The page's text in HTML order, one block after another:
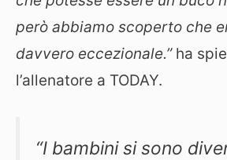
però abbiamo scoperto che
davvero eccezionale.” ha
l’allenatore a TODAY.
“I bambini si sono